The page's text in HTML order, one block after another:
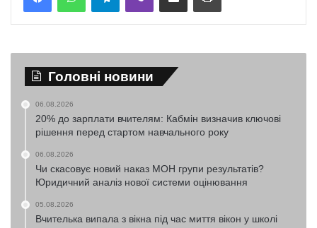
Головні новини
06.08.2026
20% до зарплати вчителям: Кабмін визначив ключові
рішення перед стартом навчального року
06.08.2026
Чи скасовує новий наказ МОН групи результатів?
Юридичний аналіз нової системи оцінювання
05.08.2026
Вчителька випала з вікна під час миття вікон у школі